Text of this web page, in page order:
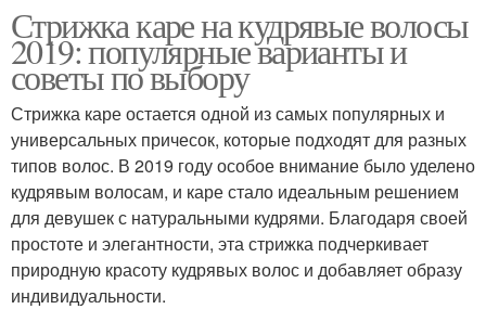
Стрижка каре на кудрявые волосы
2019: популярные варианты и
советы по выбору
Стрижка каре остается одной из самых популярных и
универсальных причесок, которые подходят для разных
типов волос. В 2019 году особое внимание было уделено
кудрявым волосам, и каре стало идеальным решением
для девушек с натуральными кудрями. Благодаря своей
простоте и элегантности, эта стрижка подчеркивает
природную красоту кудрявых волос и добавляет образу
индивидуальности.